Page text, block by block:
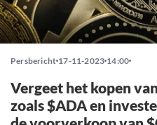
Persbericht 17-11-2023 14:00
Vergeet het kopen
zoals $ADA en